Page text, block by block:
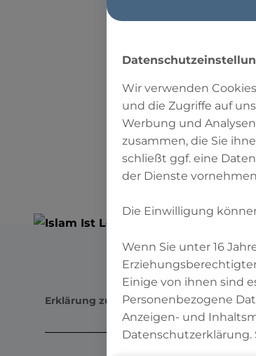
Aykim
auch
Erklärung zur digitalen Barrierefreiheit
Wir verwenden
und die Zugriffe auf
Werbung und
zusammen, die Sie
schließt ggf. eine
der Dienste
Die Einwilligung
Wenn Sie unter 16
Einige von ihnen sind
Personenbezogene
Anzeigen- und
Datenschutzerklärung.